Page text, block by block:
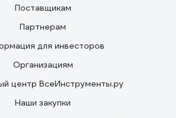
Поставщикам
Партнерам
для инвесторов
Организациям
центр ВсеИнструменты.ру
Наши закупки